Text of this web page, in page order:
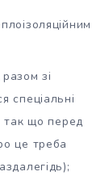
зі
спеціальні
так що перед
це треба